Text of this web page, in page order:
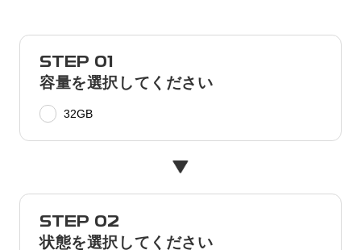
STEP 01
容量を選択してください
32GB
STEP 02
状態を選択してください